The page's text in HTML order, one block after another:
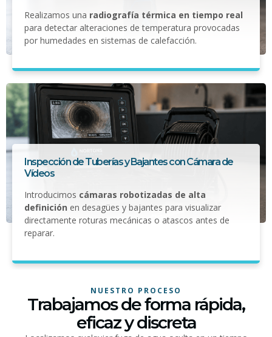
Realizamos una radiografía térmica en tiempo real
para detectar alteraciones de temperatura provocadas
por humedades en sistemas de calefacción.
Inspección de Tuberías y Bajantes con Cámara de
Vídeos
Introducimos cámaras robotizadas de alta
definición en desagües y bajantes para visualizar
directamente roturas mecánicas o atascos antes de
reparar.
NUESTRO PROCESO
Trabajamos de forma rápida,
eficaz y discreta